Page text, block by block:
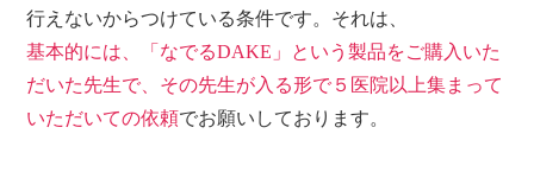
行えないからつけている条件です。それは、
基本的には、「なでるDAKE」という製品をご購入いた
だいた先生で、その先生が入る形で５医院以上集まって
いただいての依頼でお願いしております。